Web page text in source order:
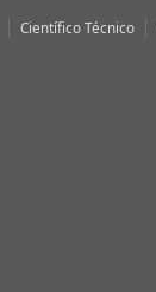
Científico Técnico